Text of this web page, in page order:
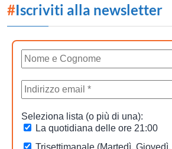
#Iscriviti alla newsletter